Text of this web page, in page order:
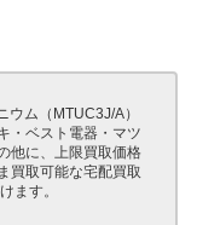
ム（MTUC3J/A）
・ベスト電器・マツ
他に、上限買取価格
買取可能な宅配買取
ます。